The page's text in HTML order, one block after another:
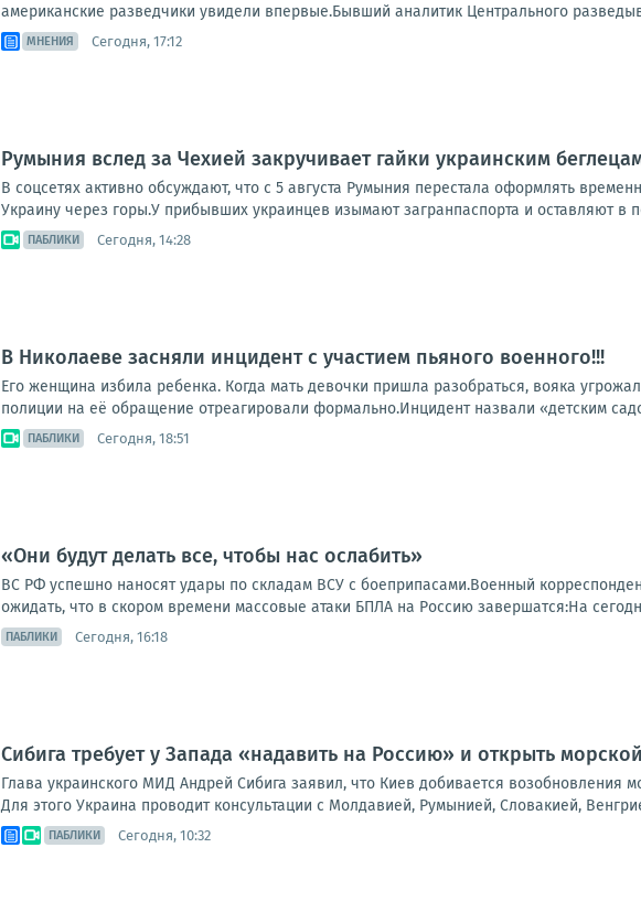
американские разведчики увидели впервые.Бывший аналитик Центрального
МНЕНИЯ Сегодня, 17:12
Румыния вслед за Чехией закручивает гайки украинским
В соцсетях активно обсуждают, что с 5 августа Румыния перестала оформлять
Украину через горы.У прибывших украинцев изымают загранпаспорта и оставляют в
ПАБЛИКИ Сегодня, 14:28
В Николаеве засняли инцидент с участием пьяного военного!!!
Его женщина избила ребенка. Когда мать девочки пришла разобраться, вояка
полиции на её обращение отреагировали формально.Инцидент назвали «детским
ПАБЛИКИ Сегодня, 18:51
«Они будут делать все, чтобы нас ослабить»
ВС РФ успешно наносят удары по складам ВСУ с боеприпасами.Военный
ожидать, что в скором времени массовые атаки БПЛА на Россию завершатся:На
ПАБЛИКИ Сегодня, 16:18
Сибига требует у Запада «надавить на Россию» и открыть
Глава украинского МИД Андрей Сибига заявил, что Киев добивается возобновления
Для этого Украина проводит консультации с Молдавией, Румынией, Словакией,
ПАБЛИКИ Сегодня, 10:32